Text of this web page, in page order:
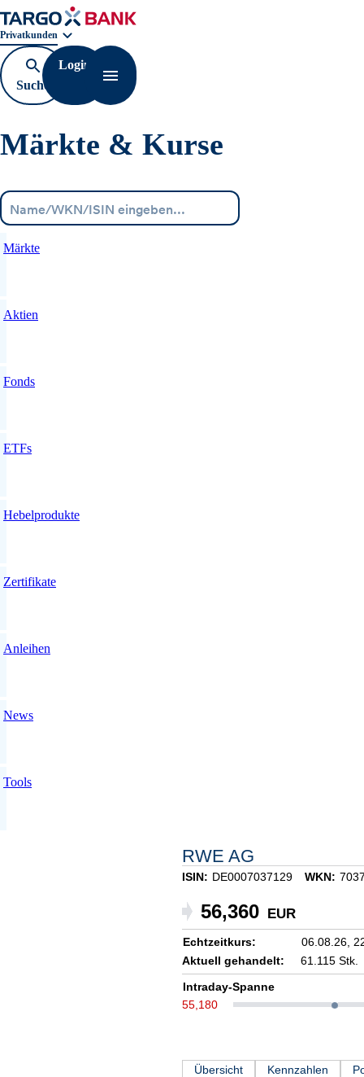
Geschäftsbereichnavigation. Aktuelle Auswahl:
Privatkunden
Suche
öffnen
Login
Navigation öffnen
Märkte & Kurse
Märkte
Aktien
Fonds
ETFs
Hebelprodukte
Zertifikate
Anleihen
News
Tools
RWE AG
ISIN: DE0007037129 WKN:
56,360 EUR
Echtzeitkurs: 06.08.26,
Aktuell gehandelt:
61.115 Stk.
Intraday-Spanne
55,180
Übersicht Kennzahlen